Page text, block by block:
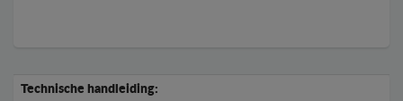
Technische handleiding: